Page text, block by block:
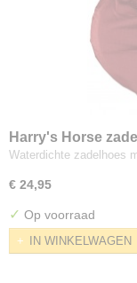
Harry's Horse
Waterdichte zadelhoes
€ 24,95
✓ Op voorraad
IN WINKELWAGEN